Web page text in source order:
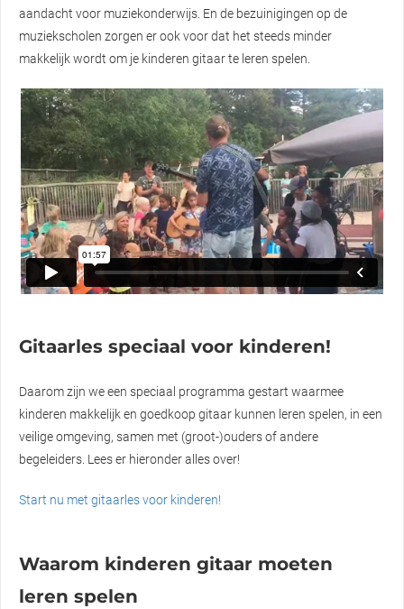
aandacht voor muziekonderwijs. En de bezuinigingen op de
muziekscholen zorgen er ook voor dat het steeds minder
makkelijk wordt om je kinderen gitaar te leren spelen.
Gitaarles speciaal voor kinderen!
Daarom zijn we een speciaal programma gestart waarmee
kinderen makkelijk en goedkoop gitaar kunnen leren spelen, in een
veilige omgeving, samen met (groot-)ouders of andere
begeleiders. Lees er hieronder alles over!
Start nu met gitaarles voor kinderen!
Waarom kinderen gitaar moeten
leren spelen